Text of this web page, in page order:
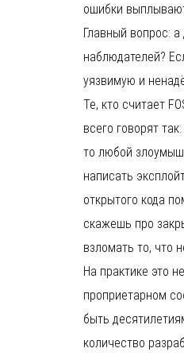
ошибки
Главный вопрос:
наблюдателей?
уязвимую и
Те, кто считает
всего говорят
то любой
написать
открытого кода
скажешь про
взломать то, что
На практике это
проприетарном
быть
количество